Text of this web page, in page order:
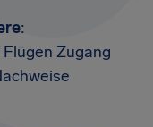
:
Zugang